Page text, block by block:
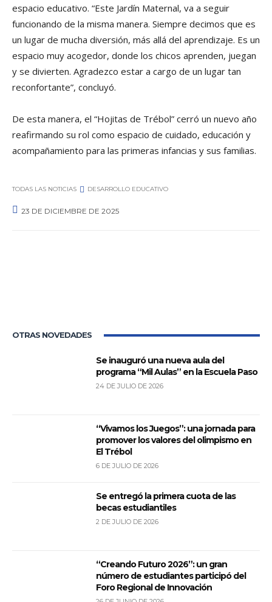
espacio educativo. “Este Jardín Maternal, va a seguir
funcionando de la misma manera. Siempre decimos que es
un lugar de mucha diversión, más allá del aprendizaje. Es un
espacio muy acogedor, donde los chicos aprenden, juegan
y se divierten. Agradezco estar a cargo de un lugar tan
reconfortante”, concluyó.
De esta manera, el “Hojitas de Trébol” cerró un nuevo año
reafirmando su rol como espacio de cuidado, educación y
acompañamiento para las primeras infancias y sus familias.
TODAS LAS NOTICIAS DESARROLLO EDUCATIVO
23 DE DICIEMBRE DE 2025
OTRAS NOVEDADES
Se inauguró una nueva aula del
programa “Mil Aulas” en la Escuela Paso
24 DE JULIO DE 2026
“Vivamos los Juegos”: una jornada para
promover los valores del olimpismo en
El Trébol
6 DE JULIO DE 2026
Se entregó la primera cuota de las
becas estudiantiles
2 DE JULIO DE 2026
“Creando Futuro 2026”: un gran
número de estudiantes participó del
Foro Regional de Innovación